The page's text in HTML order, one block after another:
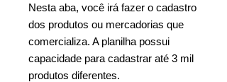
Nesta aba, você irá fazer o cadastro
dos produtos ou mercadorias que
comercializa. A planilha possui
capacidade para cadastrar até 3 mil
produtos diferentes.